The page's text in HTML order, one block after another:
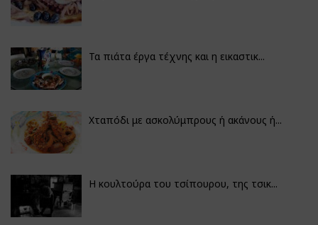
Τα πιάτα έργα τέχνης και η εικαστικ...
Χταπόδι με ασκολύμπρους ή ακάνους ή...
Η κουλτούρα του τσίπουρου, της τσικ...